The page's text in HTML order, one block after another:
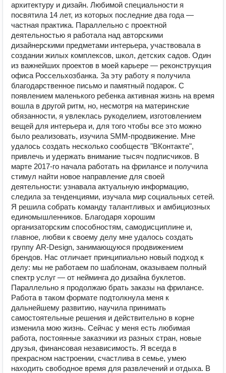
архитектуру и дизайн. Любимой специальности я
посвятила 14 лет, из которых последние два года —
частная практика. Параллельно с проектной
деятельностью я работала над авторскими
дизайнерскими предметами интерьера, участвовала в
создании жилых комплексов, школ, детских садов. Один
из важнейших проектов в моей карьере — реконструкция
офиса Россельхозбанка. За эту работу я получила
благодарственное письмо и памятный подарок. С
появлением маленького ребенка активная жизнь на время
вошла в другой ритм, но, несмотря на материнские
обязанности, я увлеклась рукоделием, изготовлением
вещей для интерьера и, для того чтобы все это можно
было реализовать, изучила SMM-продвижение. Мне
удалось создать несколько сообществ "ВКонтакте",
привлечь и удержать внимание тысяч подписчиков. В
марте 2017-го начала работать на фрилансе и получила
стимул найти новое направление для своей
деятельности: узнавала актуальную информацию,
следила за тенденциями, изучала мир социальных сетей.
Я решила собрать команду талантливых и амбициозных
единомышленников. Благодаря хорошим
организаторским способностям, самодисциплине и,
главное, любви к своему делу мне удалось создать
группу AR-Design, занимающуюся продвижением
брендов. Нас отличает принципиально новый подход к
делу: мы не работаем по шаблонам, оказываем полный
спектр услуг — от нейминга до дизайна буклетов.
Параллельно я продолжаю брать заказы на фрилансе.
Работа в таком формате подтолкнула меня к
дальнейшему развитию, научила принимать
самостоятельные решения и действительно в корне
изменила мою жизнь. Сейчас у меня есть любимая
работа, постоянные заказчики из разных стран, новые
друзья, финансовая независимость. Я всегда в
прекрасном настроении, счастлива в семье, умею
находить свободное время для развлечений и отдыха. В